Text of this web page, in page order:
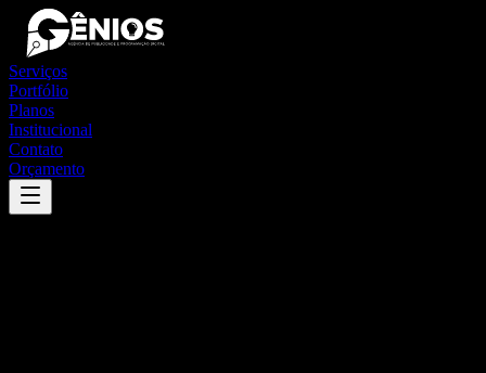
Serviços
Portfólio
Planos
Institucional
Contato
Orçamento